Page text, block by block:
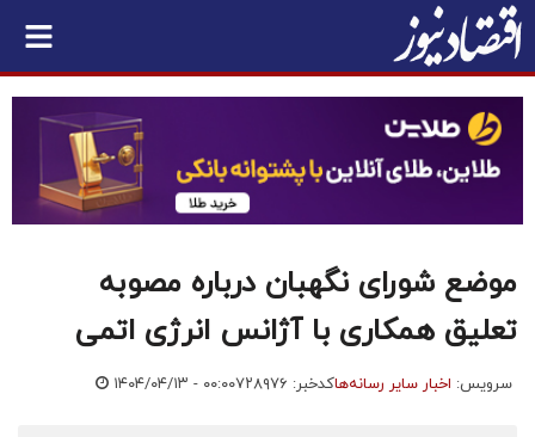
موضع شورای نگهبان درباره مصوبه
تعلیق همکاری با آژانس انرژی اتمی
سرویس: اخبار سایر رسانه‌هاکدخبر: ۷۲۸۹۷۶ ۱۴۰۴/۰۴/۱۳ - ۰۰:۰۰